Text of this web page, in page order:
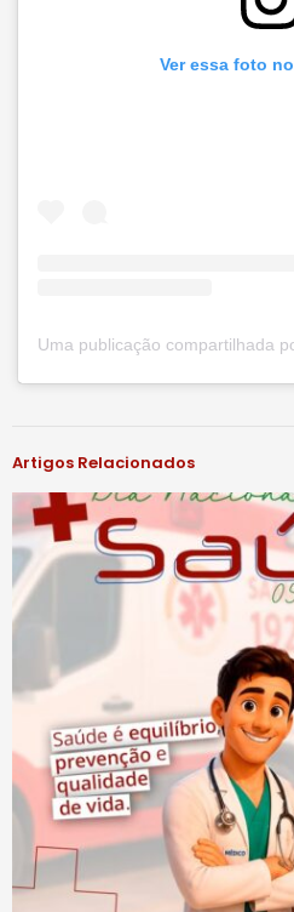
Ver essa foto
#notíciassbu
Artigos Relacionados